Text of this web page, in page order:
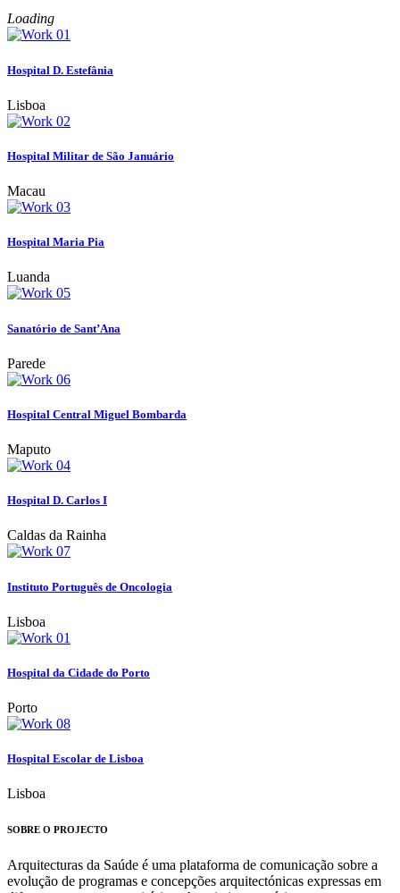
Loading
Hospital D. Estefânia
Lisboa
Hospital Militar de São Januário
Macau
Hospital Maria Pia
Luanda
Sanatório de Sant’Ana
Parede
Hospital Central Miguel Bombarda
Maputo
Hospital D. Carlos I
Caldas da Rainha
Instituto Português de Oncologia
Lisboa
Hospital da Cidade do Porto
Porto
Hospital Escolar de Lisboa
Lisboa
SOBRE O PROJECTO
Arquitecturas da Saúde é uma plataforma de comunicação sobre a
evolução de programas e concepções arquitectónicas expressas em